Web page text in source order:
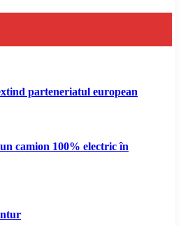
parteneriatul european
camion 100% electric în